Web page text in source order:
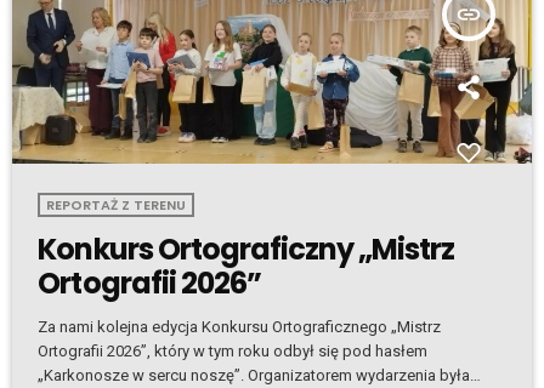
insert_link
REPORTAŻ Z TERENU
Konkurs Ortograficzny „Mistrz
Ortografii 2026”
Za nami kolejna edycja Konkursu Ortograficznego „Mistrz
Ortografii 2026”, który w tym roku odbył się pod hasłem
„Karkonosze w sercu noszę”. Organizatorem wydarzenia była